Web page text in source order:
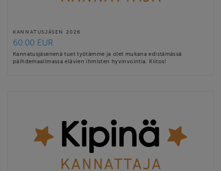
KANNATUSJÄSEN 2026
60.00 EUR
Kannatusjäsenenä tuet työtämme ja olet mukana edistämässä
päihdemaailmassa elävien ihmisten hyvinvointia. Kiitos!